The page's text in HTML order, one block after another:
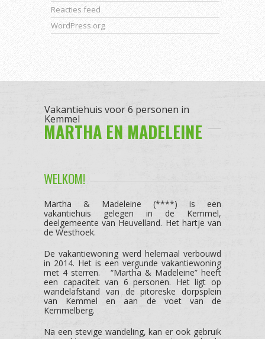
Reacties feed
WordPress.org
Vakantiehuis voor 6 personen in
Kemmel
MARTHA EN MADELEINE
WELKOM!
Martha & Madeleine (****) is een
vakantiehuis gelegen in de Kemmel,
deelgemeente van Heuvelland. Het hartje van
de Westhoek.
De vakantiewoning werd helemaal verbouwd
in 2014. Het is een vergunde vakantiewoning
met 4 sterren. “Martha & Madeleine” heeft
een capaciteit van 6 personen. Het ligt op
wandelafstand van de pitoreske dorpsplein
van Kemmel en aan de voet van de
Kemmelberg.
Na een stevige wandeling, kan er ook gebruik